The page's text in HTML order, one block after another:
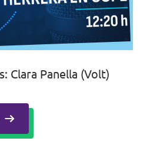
Clara Panella (Volt)